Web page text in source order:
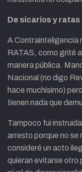
De sicarios y ratas
A Contrainteligencia
RATAS, como grité
manera pública.
Nacional (no digo
hace muchísimo)
tienen nada que
Tampoco fui
arresto porque no se
consideré un acto
quieran evitarse otro